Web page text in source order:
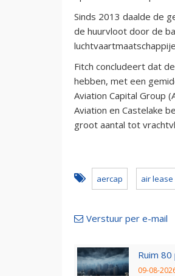
Sinds 2013 daalde de
de huurvloot door de
Fitch concludeert dat
hebben, met een
Aviation Capital Group
Aviation en Castelake
groot aantal tot
aercap air
Verstuur per e-mail
Ruim
09-08-